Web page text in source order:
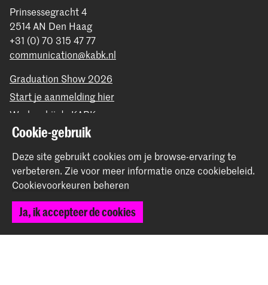
Prinsessegracht 4
2514 AN Den Haag
+31 (0) 70 315 47 77
communication@kabk.nl
Graduation Show 2026
Start je aanmelding hier
Werken bij de KABK
Contactinfo
Volg ons
Blijf op de hoogte
Cookie-gebruik
Deze site gebruikt cookies om je browse-ervaring te
verbeteren. Zie voor meer informatie onze cookiebeleid.
Cookievoorkeuren beheren
Ja, ik accepteer de cookies